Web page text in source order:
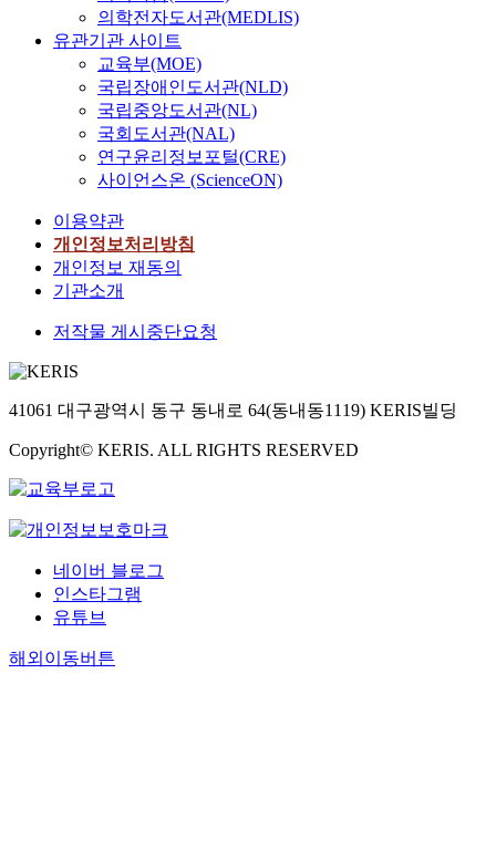
의학전자도서관(MEDLIS)
유관기관 사이트
교육부(MOE)
국립장애인도서관(NLD)
국립중앙도서관(NL)
국회도서관(NAL)
연구윤리정보포털(CRE)
사이언스온 (ScienceON)
이용약관
개인정보처리방침
개인정보 재동의
기관소개
저작물 게시중단요청
41061 대구광역시 동구 동내로 64(동내동1119) KERIS빌딩
Copyright© KERIS. ALL RIGHTS RESERVED
네이버 블로그
인스타그램
유튜브
해외이동버튼